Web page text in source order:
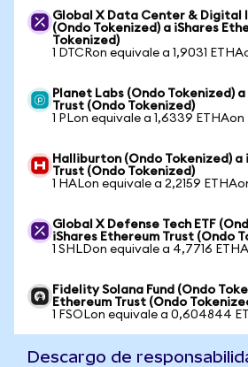
Global X Data Center & Digital
(Ondo Tokenized) a iShares
Tokenized)
1 DTCRon equivale a 1,9031
Planet Labs (Ondo Tokenized)
Trust (Ondo Tokenized)
1 PLon equivale a 1,6339 ETHAon
Halliburton (Ondo Tokenized) a
Trust (Ondo Tokenized)
1 HALon equivale a 2,2159
Global X Defense Tech ETF
iShares Ethereum Trust (Ondo
1 SHLDon equivale a 4,7716
Fidelity Solana Fund (Ondo
Ethereum Trust (Ondo
1 FSOLon equivale a 0,604844
Descargo de